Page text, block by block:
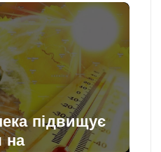
підвищує
на